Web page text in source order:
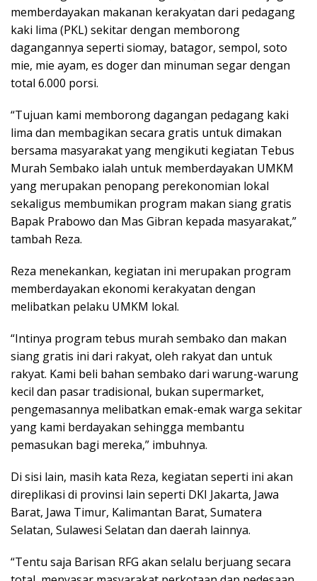
memberdayakan makanan kerakyatan dari pedagang
kaki lima (PKL) sekitar dengan memborong
dagangannya seperti siomay, batagor, sempol, soto
mie, mie ayam, es doger dan minuman segar dengan
total 6.000 porsi.
“Tujuan kami memborong dagangan pedagang kaki
lima dan membagikan secara gratis untuk dimakan
bersama masyarakat yang mengikuti kegiatan Tebus
Murah Sembako ialah untuk memberdayakan UMKM
yang merupakan penopang perekonomian lokal
sekaligus membumikan program makan siang gratis
Bapak Prabowo dan Mas Gibran kepada masyarakat,”
tambah Reza.
Reza menekankan, kegiatan ini merupakan program
memberdayakan ekonomi kerakyatan dengan
melibatkan pelaku UMKM lokal.
“Intinya program tebus murah sembako dan makan
siang gratis ini dari rakyat, oleh rakyat dan untuk
rakyat. Kami beli bahan sembako dari warung-warung
kecil dan pasar tradisional, bukan supermarket,
pengemasannya melibatkan emak-emak warga sekitar
yang kami berdayakan sehingga membantu
pemasukan bagi mereka,” imbuhnya.
Di sisi lain, masih kata Reza, kegiatan seperti ini akan
direplikasi di provinsi lain seperti DKI Jakarta, Jawa
Barat, Jawa Timur, Kalimantan Barat, Sumatera
Selatan, Sulawesi Selatan dan daerah lainnya.
“Tentu saja Barisan RFG akan selalu berjuang secara